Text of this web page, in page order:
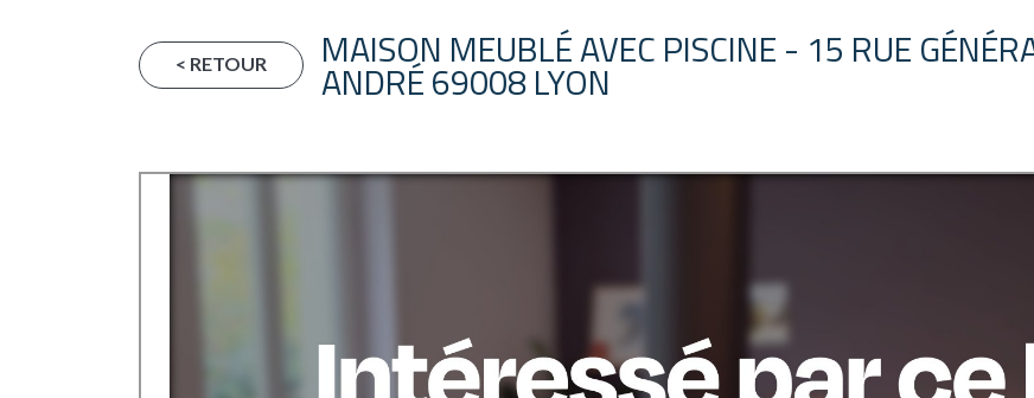
< RETOUR MAISON MEUBLÉ AVEC PISCINE - 15 RUE
ANDRÉ 69008 LYON